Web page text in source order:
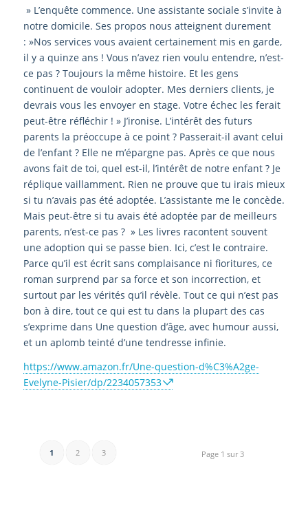
» L’enquête commence. Une assistante sociale s’invite à
notre domicile. Ses propos nous atteignent durement
: »Nos services vous avaient certainement mis en garde,
il y a quinze ans ! Vous n’avez rien voulu entendre, n’est-
ce pas ? Toujours la même histoire. Et les gens
continuent de vouloir adopter. Mes derniers clients, je
devrais vous les envoyer en stage. Votre échec les ferait
peut-être réfléchir ! » J’ironise. L’intérêt des futurs
parents la préoccupe à ce point ? Passerait-il avant celui
de l’enfant ? Elle ne m’épargne pas. Après ce que nous
avons fait de toi, quel est-il, l’intérêt de notre enfant ? Je
réplique vaillamment. Rien ne prouve que tu irais mieux
si tu n’avais pas été adoptée. L’assistante me le concède.
Mais peut-être si tu avais été adoptée par de meilleurs
parents, n’est-ce pas ? » Les livres racontent souvent
une adoption qui se passe bien. Ici, c’est le contraire.
Parce qu’il est écrit sans complaisance ni fioritures, ce
roman surprend par sa force et son incorrection, et
surtout par les vérités qu’il révèle. Tout ce qui n’est pas
bon à dire, tout ce qui est tu dans la plupart des cas
s’exprime dans Une question d’âge, avec humour aussi,
et un aplomb teinté d’une tendresse infinie.
https://www.amazon.fr/Une-question-d%C3%A2ge-
Evelyne-Pisier/dp/2234057353
Page 1 sur 3
1 2 3